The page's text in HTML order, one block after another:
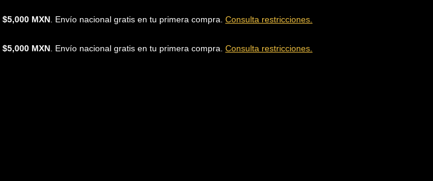
$5,000 MXN . Envío nacional gratis en tu primera compra. Consulta restricciones.
$5,000 MXN . Envío nacional gratis en tu primera compra. Consulta restricciones.